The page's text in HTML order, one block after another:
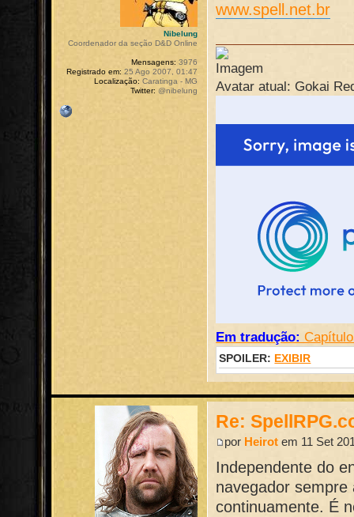
www.spell.net.br
Avatar atual: Gokai
Em tradução:
SPOILER: EXIBIR
Nibelung
Coordenador da seção D&D Online
Mensagens: 3976
Registrado em: 25 Ago 2007, 01:47
Localização: Caratinga - MG
Twitter: @nibelung
Re:
por Heirot em 11 Set
Independente do
navegador
continuamente. É